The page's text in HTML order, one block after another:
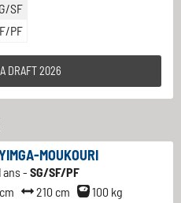
SF
PF
DRAFT 2026
MOUKOURI
ans - SG/SF/PF
210 cm 100 kg